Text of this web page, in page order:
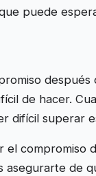
puede
después
de hacer.
difícil superar
el compromiso
asegurarte de